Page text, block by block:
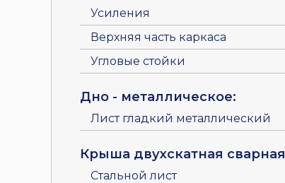
Усиления
Верхняя часть каркаса
Угловые стойки
Дно - металлическое:
Лист гладкий металлический
Крыша двухскатная сварная
Стальной лист